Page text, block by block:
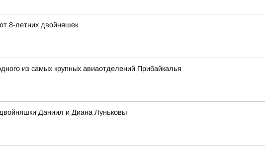
8-летних двойняшек
из самых крупных авиаотделений Прибайкалья
Даниил и Диана Луньковы